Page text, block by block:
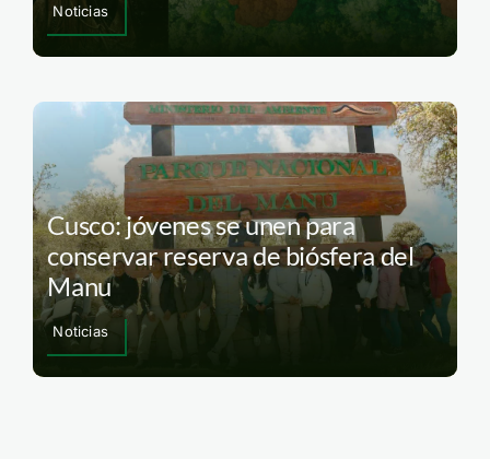
Noticias
Cusco: jóvenes se unen para
conservar reserva de biósfera del
Manu
Noticias